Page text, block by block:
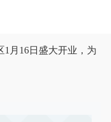
月16日盛大开业，为